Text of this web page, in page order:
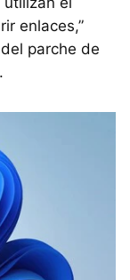
enlaces,”
parche de